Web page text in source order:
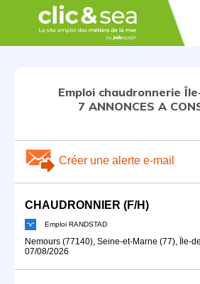
Emploi chaudronnerie
7 ANNONCES A
Créer une alerte e-mail
CHAUDRONNIER (F/H)
Emploi RANDSTAD
Nemours (77140), Seine-et-Marne (77), Île-
07/08/2026